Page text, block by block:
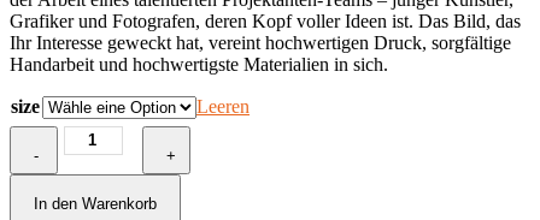
Grafiker und Fotografen, deren Kopf voller Ideen ist. Das Bild, das
Ihr Interesse geweckt hat, vereint hochwertigen Druck, sorgfältige
Handarbeit und hochwertigste Materialien in sich.
size Leeren
-
Wandbild
-
Autumn
Field
+
In den Warenkorb